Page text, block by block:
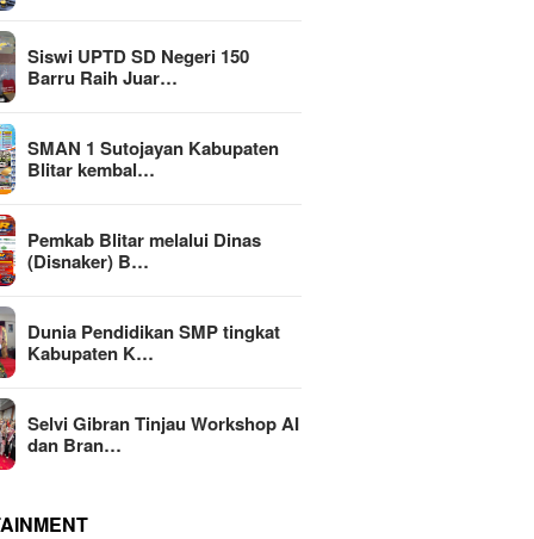
Siswi UPTD SD Negeri 150
Barru Raih Juar…
SMAN 1 Sutojayan Kabupaten
Blitar kembal…
Pemkab Blitar melalui Dinas
(Disnaker) B…
Dunia Pendidikan SMP tingkat
Kabupaten K…
Selvi Gibran Tinjau Workshop AI
dan Bran…